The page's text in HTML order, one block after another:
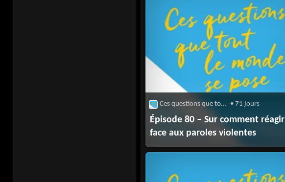
Ces questions que tout le monde se pose • 71 jours
Épisode 80 – Sur comment réagir
face aux paroles violentes